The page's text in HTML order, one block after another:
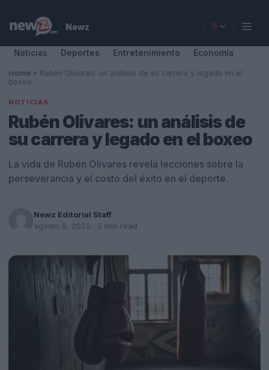
Newz
Noticias Deportes Entretenimiento Economía
Home » Rubén Olivares: un análisis de su carrera y legado en el
boxeo
NOTICIAS
Rubén Olivares: un análisis de
su carrera y legado en el boxeo
La vida de Rubén Olivares revela lecciones sobre la
perseverancia y el costo del éxito en el deporte.
Newz Editorial Staff
agosto 6, 2025 · 5 min read